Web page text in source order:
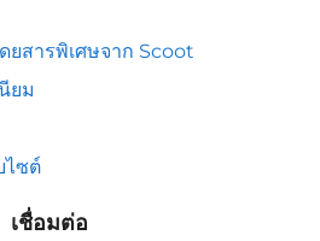
ยสารพิเศษจาก Scoot
ยม
ไซต์
เชื่อมต่อ